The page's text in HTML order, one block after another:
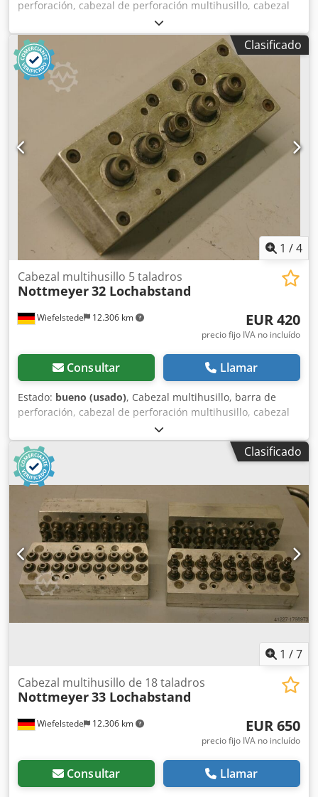
perforación, cabezal de perforación multihusillo, cabezal
multihusillo articulado, taladradora de múltiples husillos,
cabezal de perforación para tacos, taladradora para tacos,
transmisión de perforación -Cantidad: máx. 9 brocas
Crodpfx Aob A R E Njguef -Portabrocas: M8 -Giro:
alternado, a derecha/izquierda -Distancia entre brocas: 32
mm -Dimensiones: 75/290/A90 mm -Peso: 4 kg
Clasificado
1 /4
Wiefelstede 12.306 km
Cabezal multihusillo 5 taladros
Nottmeyer32 Lochabstand
EUR 420
precio fijo IVA no incluído
Consultar Llamar
Estado: bueno (usado), Cabezal multihusillo, barra de
perforación, cabezal de perforación multihusillo, cabezal
multihusillo articulado, máquina de perforación en línea,
cabezal de perforación para tacos, máquina de
perforación para tacos, transmisión de perforación. -
Cantidad: máx. 5 taladros -Portaherramientas: M8 -
Rotación: alternada, en sentido horario/antihorario -
Distancia entre taladros: 32 mm -Dimensiones: 195/75/A90
mm Cedpfjb A R Hiox Agujrf -Peso: 3 kg
Clasificado
1 /7
Wiefelstede 12.306 km
Cabezal multihusillo de 18 taladros
Nottmeyer33 Lochabstand
EUR 650
precio fijo IVA no incluído
Consultar Llamar